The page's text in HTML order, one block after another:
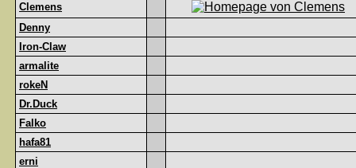
Clemens
Denny
Iron-Claw
armalite
rokeN
Dr.Duck
Falko
hafa81
erni